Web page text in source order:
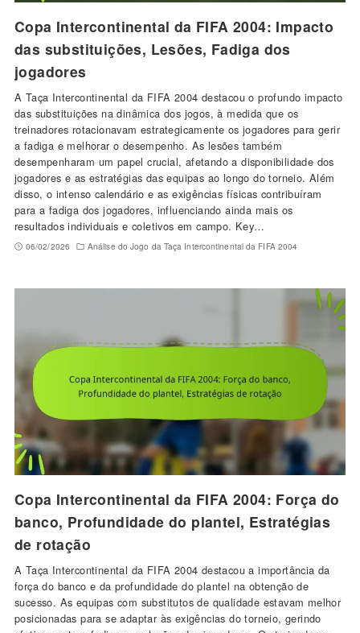
Copa Intercontinental da FIFA 2004: Impacto
das substituições, Lesões, Fadiga dos
jogadores
A Taça Intercontinental da FIFA 2004 destacou o profundo impacto
das substituições na dinâmica dos jogos, à medida que os
treinadores rotacionavam estrategicamente os jogadores para gerir
a fadiga e melhorar o desempenho. As lesões também
desempenharam um papel crucial, afetando a disponibilidade dos
jogadores e as estratégias das equipas ao longo do torneio. Além
disso, o intenso calendário e as exigências físicas contribuíram
para a fadiga dos jogadores, influenciando ainda mais os
resultados individuais e coletivos em campo. Key…
06/02/2026 Análise do Jogo da Taça Intercontinental da FIFA 2004
Copa Intercontinental da FIFA 2004: Força do
banco, Profundidade do plantel, Estratégias
de rotação
A Taça Intercontinental da FIFA 2004 destacou a importância da
força do banco e da profundidade do plantel na obtenção de
sucesso. As equipas com substitutos de qualidade estavam melhor
posicionadas para se adaptar às exigências do torneio, gerindo